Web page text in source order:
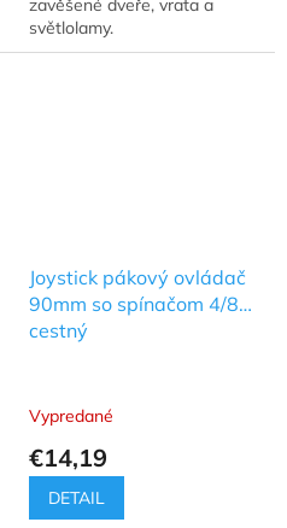
zavěšené dveře, vrata a
světlolamy.
Joystick pákový ovládač
90mm so spínačom 4/8
cestný
Vypredané
€14,19
DETAIL